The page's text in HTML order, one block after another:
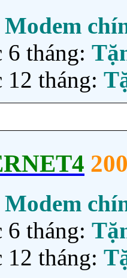
Modem
tháng:
tháng:
Modem
tháng:
tháng: